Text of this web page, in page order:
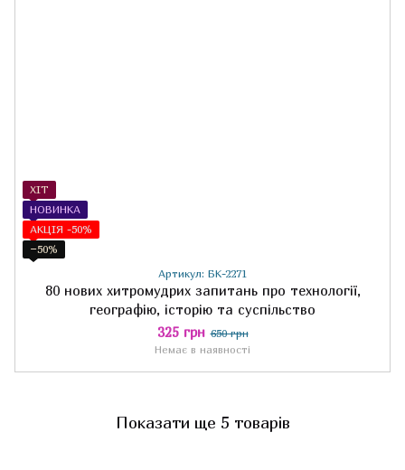
ХІТ
НОВИНКА
АКЦІЯ -50%
−50%
Артикул: БК-2271
80 нових хитромудрих запитань про технології,
географію, історію та суспільство
325 грн 650 грн
Немає в наявності
Показати ще 5 товарів